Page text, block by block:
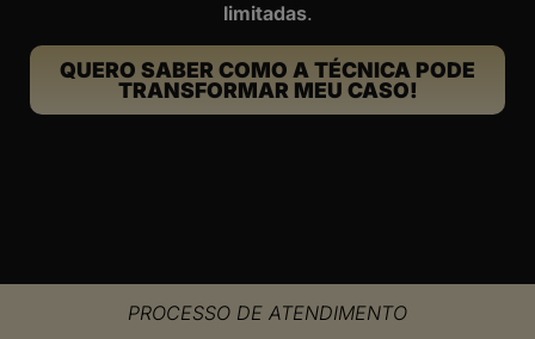
limitadas.
QUERO SABER COMO A TÉCNICA PODE
TRANSFORMAR MEU CASO!
PROCESSO DE ATENDIMENTO